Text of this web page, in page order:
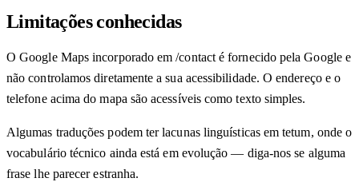
Limitações conhecidas
O Google Maps incorporado em /contact é fornecido pela Google e
não controlamos diretamente a sua acessibilidade. O endereço e o
telefone acima do mapa são acessíveis como texto simples.
Algumas traduções podem ter lacunas linguísticas em tetum, onde o
vocabulário técnico ainda está em evolução — diga-nos se alguma
frase lhe parecer estranha.